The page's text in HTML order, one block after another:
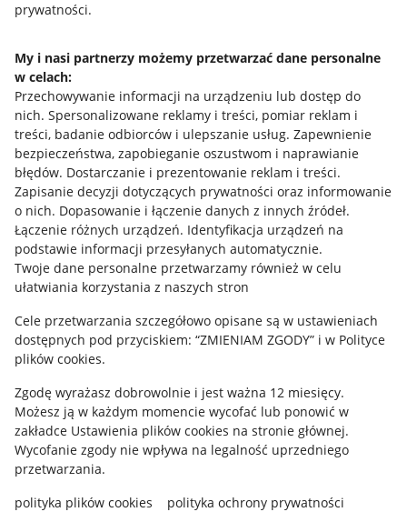
prywatności.
My i nasi partnerzy możemy przetwarzać dane personalne
w celach:
Przechowywanie informacji na urządzeniu lub dostęp do
nich. Spersonalizowane reklamy i treści, pomiar reklam i
treści, badanie odbiorców i ulepszanie usług. Zapewnienie
bezpieczeństwa, zapobieganie oszustwom i naprawianie
błędów. Dostarczanie i prezentowanie reklam i treści.
Zapisanie decyzji dotyczących prywatności oraz informowanie
o nich. Dopasowanie i łączenie danych z innych źródeł.
Łączenie różnych urządzeń. Identyfikacja urządzeń na
podstawie informacji przesyłanych automatycznie.
Twoje dane personalne przetwarzamy również w celu
ułatwiania korzystania z naszych stron
Cele przetwarzania szczegółowo opisane są w ustawieniach
dostępnych pod przyciskiem: “ZMIENIAM ZGODY” i w Polityce
plików cookies.
Zgodę wyrażasz dobrowolnie i jest ważna 12 miesięcy.
Możesz ją w każdym momencie wycofać lub ponowić w
zakładce Ustawienia plików cookies na stronie głównej.
Wycofanie zgody nie wpływa na legalność uprzedniego
przetwarzania.
polityka plików cookies
polityka ochrony prywatności
Regulamin
Polityka plików "cookies"
Ustawienia plików "cookies"
Udostępnianie lokalizacji
Informacje dla Aktu o Usługach Cyfrowych
Pobierz aplikację
Korzystanie z serwisu oznacza akceptacjęregulaminu.